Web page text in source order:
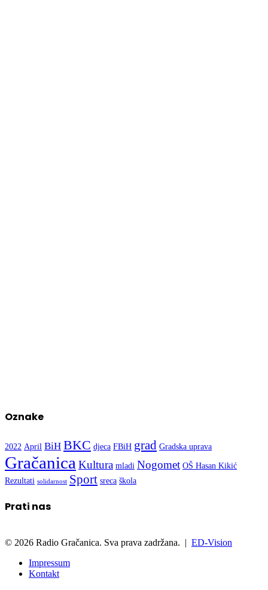
Oznake
2022 April BiH BKC djeca FBiH grad Gradska uprava
Gračanica Kultura mladi Nogomet OŠ Hasan Kikić
Rezultati solidarnost Sport sreca škola
Prati nas
© 2026 Radio Gračanica. Sva prava zadržana. | ED-Vision
Impressum
Kontakt